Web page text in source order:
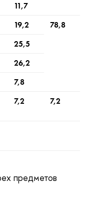
11,7
19,2
78,8
25,5
26,2
7,8
7,2 7,2
предметов